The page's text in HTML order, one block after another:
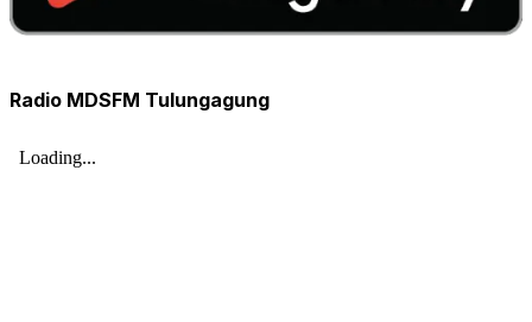
Radio MDSFM Tulungagung